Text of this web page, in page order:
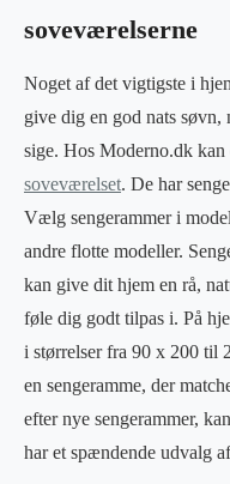
soveværelserne
Noget af det vigtigste i
give dig en god nats søvn,
sige. Hos Moderno.dk kan
soveværelset. De har
Vælg sengerammer i
andre flotte modeller.
kan give dit hjem en rå,
føle dig godt tilpas i. På
i størrelser fra 90 x 200 til
en sengeramme, der
efter nye sengerammer,
har et spændende udvalg